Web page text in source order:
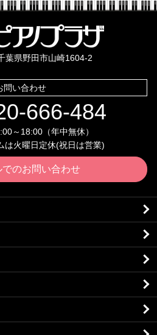
葉県野田市山崎1604-2
問い合わせ
666-484
～18:00（年中無休）
火曜日定休(祝日は営業)
でのお問い合わせ